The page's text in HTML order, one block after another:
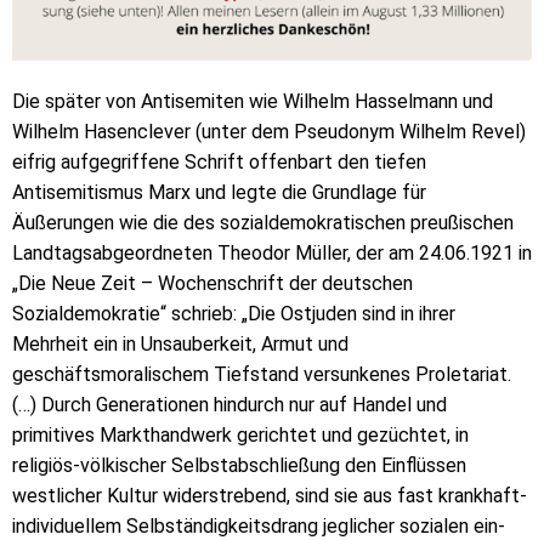
Die später von Antisemiten wie Wilhelm Hasselmann und
Wilhelm Hasenclever (unter dem Pseudonym Wilhelm Revel)
eifrig aufgegriffene Schrift offenbart den tiefen
Antisemitismus Marx und legte die Grundlage für
Äußerungen wie die des sozialdemokratischen preußischen
Landtagsabgeordneten Theodor Müller, der am 24.06.1921 in
„Die Neue Zeit – Wochenschrift der deutschen
Sozialdemokratie“ schrieb: „Die Ostjuden sind in ihrer
Mehrheit ein in Unsauberkeit, Armut und
geschäftsmoralischem Tiefstand versunkenes Proletariat.
(…) Durch Generationen hindurch nur auf Handel und
primitives Markthandwerk gerichtet und gezüchtet, in
religiös-völkischer Selbstabschließung den Einflüssen
westlicher Kultur widerstrebend, sind sie aus fast krankhaft-
individuellem Selbständigkeitsdrang jeglicher sozialen ein-